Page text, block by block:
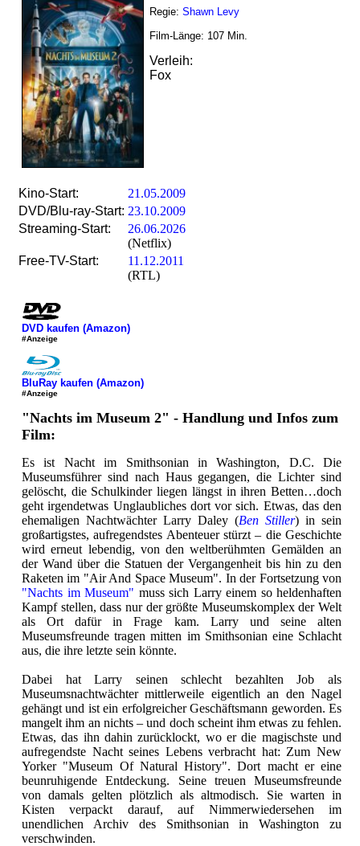
Regie: Shawn Levy
Film-Länge: 107 Min.
Verleih:
Fox
Kino-Start:
21.05.2009
DVD/Blu-ray-Start: 23.10.2009
Streaming-Start:
26.06.2026
(Netflix)
Free-TV-Start:
11.12.2011
(RTL)
DVD kaufen (Amazon)
#Anzeige
BluRay kaufen (Amazon)
#Anzeige
"Nachts im Museum 2" - Handlung und Infos zum
Film:
Es ist Nacht im Smithsonian in Washington, D.C. Die
Museumsführer sind nach Haus gegangen, die Lichter sind
gelöscht, die Schulkinder liegen längst in ihren Betten…doch
geht irgendetwas Unglaubliches dort vor sich. Etwas, das den
ehemaligen Nachtwächter Larry Daley (Ben Stiller) in sein
großartigstes, aufregendstes Abenteuer stürzt – die Geschichte
wird erneut lebendig, von den weltberühmten Gemälden an
der Wand über die Statuen der Vergangenheit bis hin zu den
Raketen im "Air And Space Museum". In der Fortsetzung von
"Nachts im Museum" muss sich Larry einem so heldenhaften
Kampf stellen, dass nur der größte Museumskomplex der Welt
als Ort dafür in Frage kam. Larry und seine alten
Museumsfreunde tragen mitten im Smithsonian eine Schlacht
aus, die ihre letzte sein könnte.
Dabei hat Larry seinen schlecht bezahlten Job als
Museumsnachtwächter mittlerweile eigentlich an den Nagel
gehängt und ist ein erfolgreicher Geschäftsmann geworden. Es
mangelt ihm an nichts – und doch scheint ihm etwas zu fehlen.
Etwas, das ihn dahin zurücklockt, wo er die magischste und
aufregendste Nacht seines Lebens verbracht hat: Zum New
Yorker "Museum Of Natural History". Dort macht er eine
beunruhigende Entdeckung. Seine treuen Museumsfreunde
von damals gelten plötzlich als altmodisch. Sie warten in
Kisten verpackt darauf, auf Nimmerwiedersehen im
unendlichen Archiv des Smithsonian in Washington zu
verschwinden.